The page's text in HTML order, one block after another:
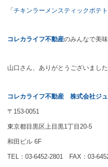
「 チキンラーメンスティックポテト
コレカライフ不動産のみんなで美
山口さん、ありがとうございました
コレカライフ不動産 株式会社ジ
〒153-0051
東京都目黒区上目黒1丁目20-5
和田ビル 6F
TEL：03-6452-2801 FAX：03-